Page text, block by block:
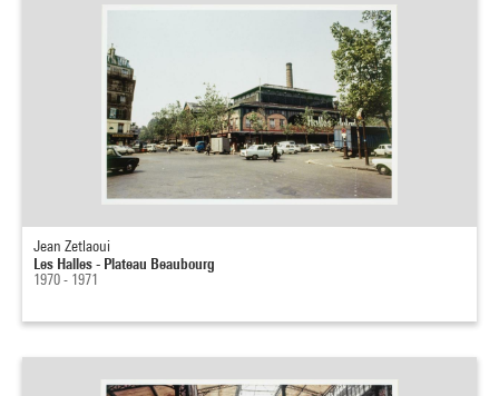
Jean Zetlaoui
Les Halles - Plateau Beaubourg
1970 - 1971